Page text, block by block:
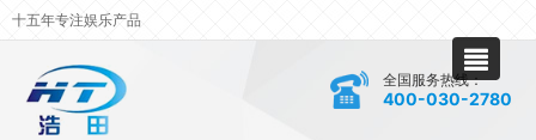
十五年专注娱乐产品
全国服务热线：
400-030-2780